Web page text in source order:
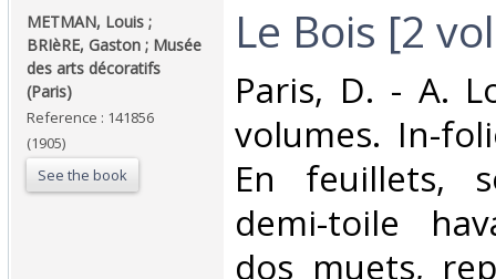
‎METMAN, Louis ;
BRIèRE, Gaston ; Musée
des arts décoratifs
(Paris)‎
Reference : 141856
(1905)
See the book
‎Le Bois [2
‎Paris, D. - A.
volumes. In-
En feuillets,
demi-toile
dos muets,